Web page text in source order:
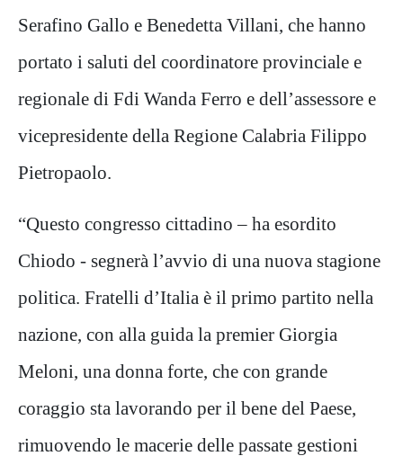
Serafino Gallo e Benedetta Villani, che hanno
portato i saluti del coordinatore provinciale e
regionale di Fdi Wanda Ferro e dell’assessore e
vicepresidente della Regione Calabria Filippo
Pietropaolo.
“Questo congresso cittadino – ha esordito
Chiodo - segnerà l’avvio di una nuova stagione
politica. Fratelli d’Italia è il primo partito nella
nazione, con alla guida la premier Giorgia
Meloni, una donna forte, che con grande
coraggio sta lavorando per il bene del Paese,
rimuovendo le macerie delle passate gestioni